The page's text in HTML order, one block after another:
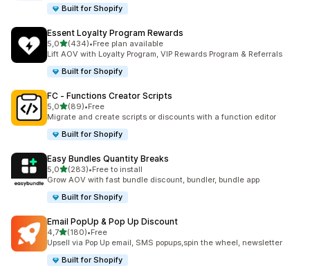
Built for Shopify
Essent Loyalty Program Rewards
5,0av 5 stjerner
(434)
Totalt 434 omtaler
•Free plan available
Lift AOV with Loyalty Program, VIP Rewards Program & Referrals
Built for Shopify
FC ‑ Functions Creator Scripts
5,0av 5 stjerner
(89)
Totalt 89 omtaler
•Free
Migrate and create scripts or discounts with a function editor
Built for Shopify
Easy Bundles Quantity Breaks
5,0av 5 stjerner
(283)
Totalt 283 omtaler
•Free to install
Grow AOV with fast bundle discount, bundler, bundle app
Built for Shopify
Email PopUp & Pop Up Discount
4,7av 5 stjerner
(180)
Totalt 180 omtaler
•Free
Upsell via Pop Up email, SMS popups,spin the wheel, newsletter
Built for Shopify